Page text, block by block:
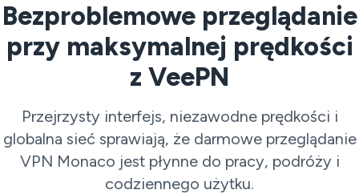
Bezproblemowe przeglądanie
przy maksymalnej prędkości
z VeePN
Przejrzysty interfejs, niezawodne prędkości i
globalna sieć sprawiają, że darmowe przeglądanie
VPN Monaco jest płynne do pracy, podróży i
codziennego użytku.